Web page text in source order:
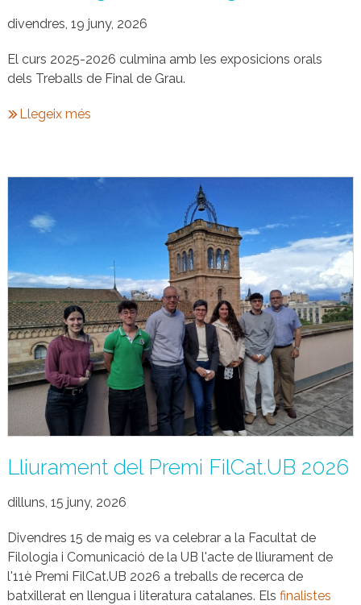
divendres, 19 juny, 2026
El curs 2025-2026 culmina amb les exposicions orals
dels Treballs de Final de Grau.
Llegeix més
Lliurament del Premi FilCat.UB 2026
dilluns, 15 juny, 2026
Divendres 15 de maig es va celebrar a la Facultat de
Filologia i Comunicació de la UB l'acte de lliurament de
l'11è Premi FilCat.UB 2026 a treballs de recerca de
batxillerat en llengua i literatura catalanes. Els finalistes